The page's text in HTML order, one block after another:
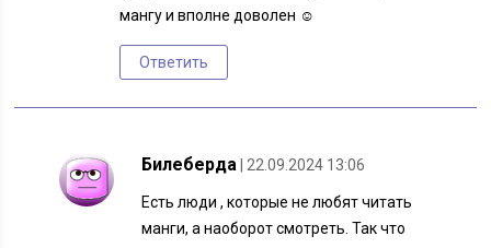
мангу и вполне доволен ☺
Ответить
Билеберда | 22.09.2024 13:06
Есть люди , которые не любят читать
манги, а наоборот смотреть. Так что